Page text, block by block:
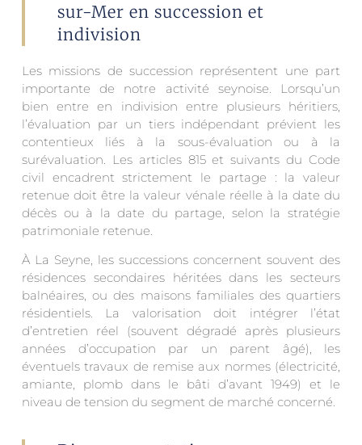
sur-Mer en succession et
indivision
Les missions de succession représentent une part
importante de notre activité seynoise. Lorsqu’un
bien entre en indivision entre plusieurs héritiers,
l’évaluation par un tiers indépendant prévient les
contentieux liés à la sous-évaluation ou à la
surévaluation. Les articles 815 et suivants du Code
civil encadrent strictement le partage : la valeur
retenue doit être la valeur vénale réelle à la date du
décès ou à la date du partage, selon la stratégie
patrimoniale retenue.
À La Seyne, les successions concernent souvent des
résidences secondaires héritées dans les secteurs
balnéaires, ou des maisons familiales des quartiers
résidentiels. La valorisation doit intégrer l’état
d’entretien réel (souvent dégradé après plusieurs
années d’occupation par un parent âgé), les
éventuels travaux de remise aux normes (électricité,
amiante, plomb dans le bâti d’avant 1949) et le
niveau de tension du segment de marché concerné.